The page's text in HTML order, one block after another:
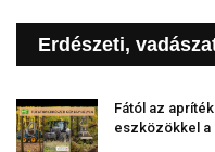
Erdészeti,
Fától az
eszközökkel a